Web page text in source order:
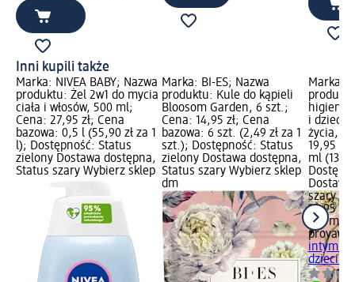
Inni kupili także
Marka: NIVEA BABY; Nazwa
produktu: Żel 2w1 do mycia
ciała i włosów, 500 ml;
Cena: 27,95 zł; Cena
bazowa: 0,5 l (55,90 zł za 1
l); Dostępność: Status
zielony Dostawa dostępna,
Status szary Wybierz sklep
Marka: BI-ES; Nazwa
produktu: Kule do kąpieli
Bloosom Garden, 6 szt.;
Cena: 14,95 zł; Cena
bazowa: 6 szt. (2,49 zł za 1
szt.); Dostępność: Status
zielony Dostawa dostępna,
Status szary Wybierz sklep
dm
Marka:
higieny
i dzieci
życia,
19,95
ml
szary
19,95 zł
150 ml
provag
dzieci...,